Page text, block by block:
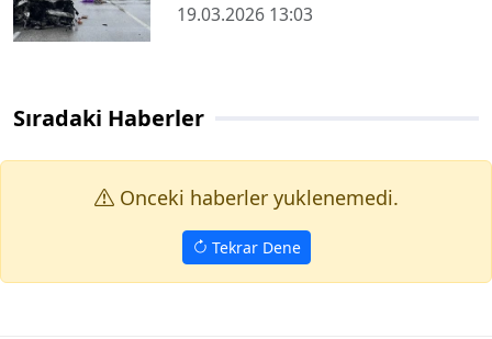
19.03.2026 13:03
Sıradaki Haberler
Onceki haberler yuklenemedi.
Tekrar Dene